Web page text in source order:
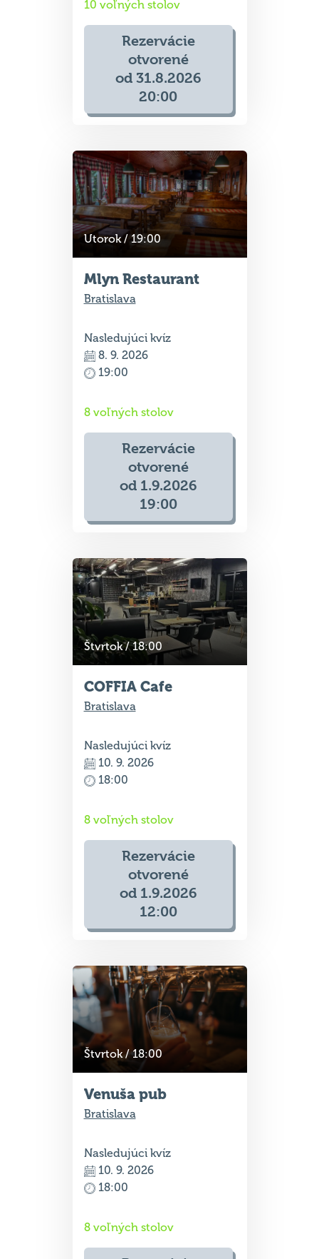
10 voľných stolov
Rezervácie
otvorené
od 31.8.2026
20:00
Utorok / 19:00
Mlyn Restaurant
Bratislava
Nasledujúci kvíz
8. 9. 2026
19:00
8 voľných stolov
Rezervácie
otvorené
od 1.9.2026
19:00
Štvrtok / 18:00
COFFIA Cafe
Bratislava
Nasledujúci kvíz
10. 9. 2026
18:00
8 voľných stolov
Rezervácie
otvorené
od 1.9.2026
12:00
Štvrtok / 18:00
Venuša pub
Bratislava
Nasledujúci kvíz
10. 9. 2026
18:00
8 voľných stolov